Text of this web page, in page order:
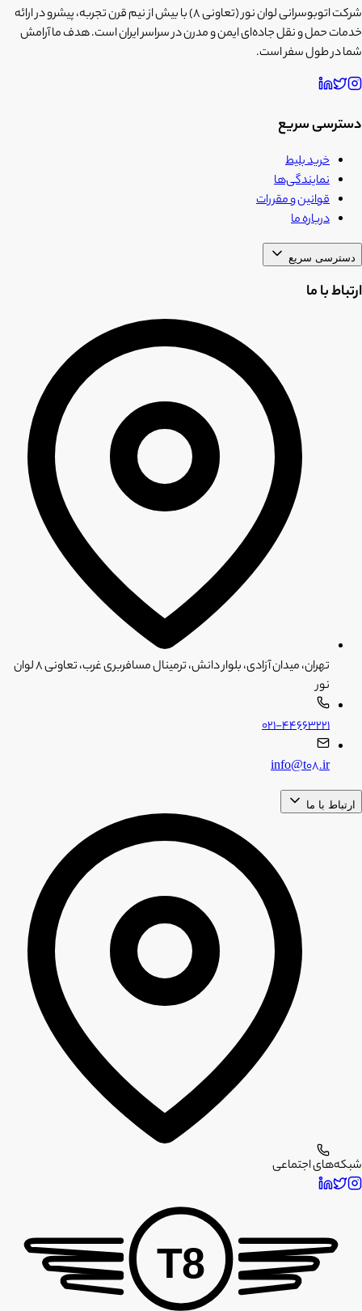
شرکت اتوبوسرانی لوان نور (تعاونی ۸) با بیش از نیم قرن تجربه، پیشرو در ارائه
خدمات حمل و نقل جاده‌ای ایمن و مدرن در سراسر ایران است. هدف ما آرامش
شما در طول سفر است.
دسترسی سریع
خرید بلیط
نمایندگی‌ها
قوانین و مقررات
درباره ما
دسترسی سریع
ارتباط با ما
تهران، میدان آزادی، بلوار دانش، ترمینال مسافربری غرب، تعاونی ۸ لوان
نور
۰۲۱-۴۴۶۶۳۲۲۱
info@t08.ir
ارتباط با ما
شبکه‌های اجتماعی
T8